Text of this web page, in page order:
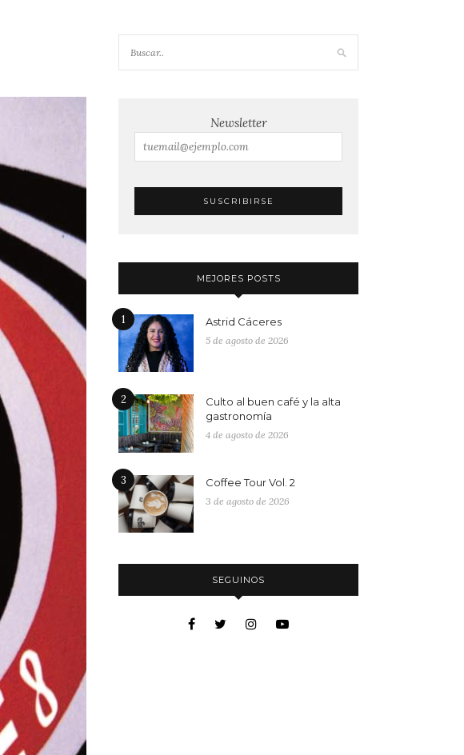
Newsletter
MEJORES POSTS
1 Astrid Cáceres
5 de agosto de 2026
2
Culto al buen café y la alta
gastronomía
4 de agosto de 2026
3 Coffee Tour Vol. 2
3 de agosto de 2026
SEGUINOS